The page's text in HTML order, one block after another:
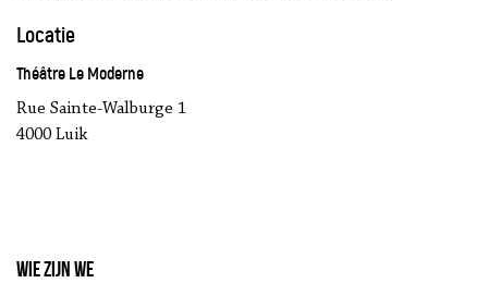
Locatie
Théâtre Le Moderne
Rue Sainte-Walburge 1
4000 Luik
Wie zijn we